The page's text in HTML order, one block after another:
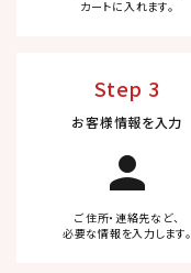
カートに入れます。
Step 3
お客様情報を入力
person
ご住所・連絡先など、
必要な情報を入力します。